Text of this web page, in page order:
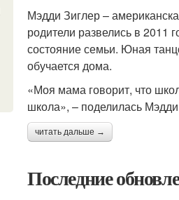
Мэдди Зиглер –
родители развелись в 2011
состояние семьи. Юная
обучается дома.
«Моя мама говорит, что
школа», – поделилась
читать дальше →
Последние